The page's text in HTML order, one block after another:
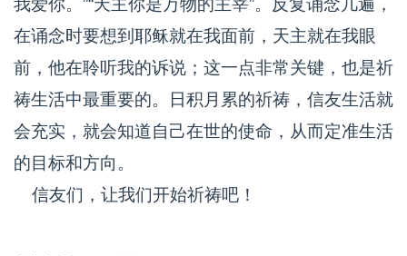
我爱你。”“天主你是万物的主宰”。反复诵念几遍，
在诵念时要想到耶稣就在我面前，天主就在我眼
前，他在聆听我的诉说；这一点非常关键，也是祈
祷生活中最重要的。日积月累的祈祷，信友生活就
会充实，就会知道自己在世的使命，从而定准生活
的目标和方向。
信友们，让我们开始祈祷吧！